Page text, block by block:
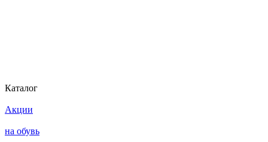
Каталог
Акции
на обувь